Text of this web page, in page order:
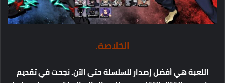
الخلاصة.
اللعبةهيأفضلإصدارللسلسلةحتىالآن.نجحتفيتقديم